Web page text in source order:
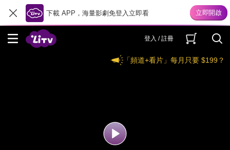
下載 APP，海量影劇免登入立即看
登入 / 註冊
「頻道+看片」每月只要 $199？